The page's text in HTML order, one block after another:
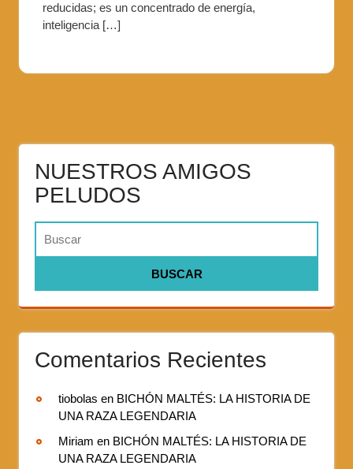
reducidas; es un concentrado de energía,
inteligencia […]
NUESTROS AMIGOS
PELUDOS
Comentarios Recientes
tiobolas en BICHÓN MALTÉS: LA HISTORIA DE
UNA RAZA LEGENDARIA
Miriam en BICHÓN MALTÉS: LA HISTORIA DE
UNA RAZA LEGENDARIA